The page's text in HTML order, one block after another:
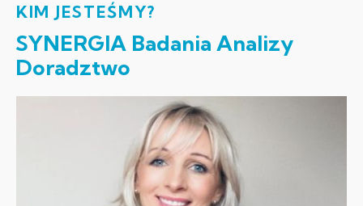
KIM JESTEŚMY?
SYNERGIA Badania Analizy
Doradztwo